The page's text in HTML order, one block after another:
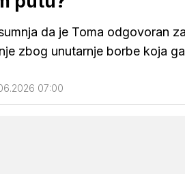
da je Toma odgovoran
zbog unutarnje borbe koja
07:00